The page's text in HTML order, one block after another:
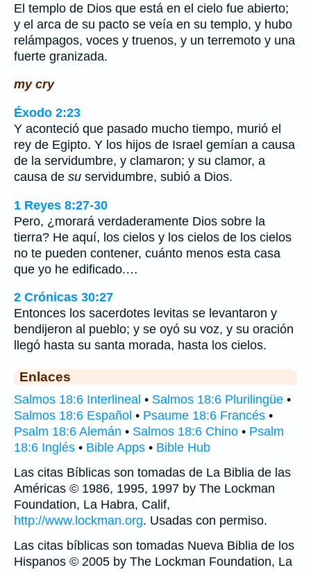
El templo de Dios que está en el cielo fue abierto;
y el arca de su pacto se veía en su templo, y hubo
relámpagos, voces y truenos, y un terremoto y una
fuerte granizada.
my cry
Éxodo 2:23
Y aconteció que pasado mucho tiempo, murió el
rey de Egipto. Y los hijos de Israel gemían a causa
de la servidumbre, y clamaron; y su clamor, a
causa de su servidumbre, subió a Dios.
1 Reyes 8:27-30
Pero, ¿morará verdaderamente Dios sobre la
tierra? He aquí, los cielos y los cielos de los cielos
no te pueden contener, cuánto menos esta casa
que yo he edificado.…
2 Crónicas 30:27
Entonces los sacerdotes levitas se levantaron y
bendijeron al pueblo; y se oyó su voz, y su oración
llegó hasta su santa morada, hasta los cielos.
Enlaces
Salmos 18:6 Interlineal • Salmos 18:6 Plurilingüe •
Salmos 18:6 Español • Psaume 18:6 Francés •
Psalm 18:6 Alemán • Salmos 18:6 Chino • Psalm
18:6 Inglés • Bible Apps • Bible Hub
Las citas Bíblicas son tomadas de La Biblia de las
Américas © 1986, 1995, 1997 by The Lockman
Foundation, La Habra, Calif,
http://www.lockman.org. Usadas con permiso.
Las citas bíblicas son tomadas Nueva Biblia de los
Hispanos © 2005 by The Lockman Foundation, La